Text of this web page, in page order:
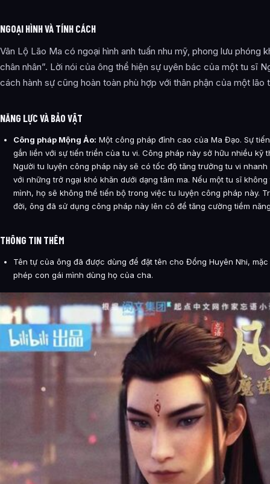
NGOẠI HÌNH VÀ TÍNH CÁCH
Vân Lộ Lão Ma có ngoại hình anh tuấn nhu mỹ, phong lưu phóng
chân nhân”. Lời nói của ông thể hiện sự uyên bác của một tu sĩ
cách hành sự cũng hoàn toàn phù hợp với thân phận của một lão
NĂNG LỰC VÀ BẢO VẬT
Công pháp Mộng Ảo: Một công pháp đỉnh cao của Ma Đạo. Sự
gắn liền với sự tiến triển của tu vi. Công pháp này sở hữu nhiều kỹ
Người tu luyện công pháp này sẽ có tốc độ tăng trưởng tu vi nhanh
với những trở ngại khó khăn dưới dạng tâm ma. Nếu một tu sĩ
mình, họ sẽ không thể tiến bộ trong việc tu luyện công pháp này.
đời, ông đã sử dụng công pháp này lên cô để tăng cường tiềm
THÔNG TIN THÊM
Tên tự của ông đã được dùng để đặt tên cho Đổng Huyên Nhi,
phép con gái mình dùng họ của cha.